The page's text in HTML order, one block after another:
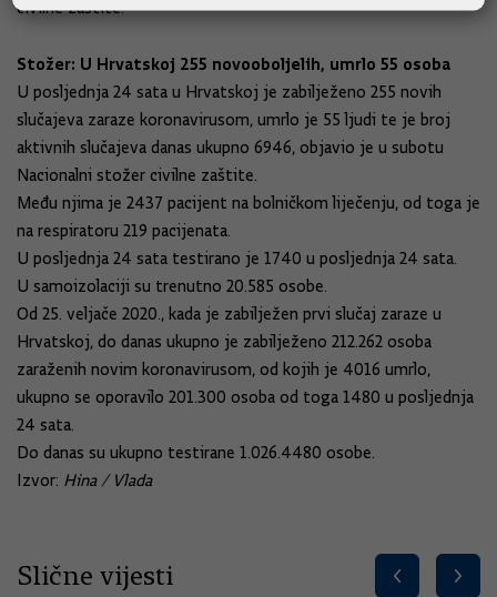
civilne zaštite.
Stožer: U Hrvatskoj 255 novooboljelih, umrlo 55 osoba
U posljednja 24 sata u Hrvatskoj je zabilježeno 255 novih
slučajeva zaraze koronavirusom, umrlo je 55 ljudi te je broj
aktivnih slučajeva danas ukupno 6946, objavio je u subotu
Nacionalni stožer civilne zaštite.
Među njima je 2437 pacijent na bolničkom liječenju, od toga je
na respiratoru 219 pacijenata.
U posljednja 24 sata testirano je 1740 u posljednja 24 sata.
U samoizolaciji su trenutno 20.585 osobe.
Od 25. veljače 2020., kada je zabilježen prvi slučaj zaraze u
Hrvatskoj, do danas ukupno je zabilježeno 212.262 osoba
zaraženih novim koronavirusom, od kojih je 4016 umrlo,
ukupno se oporavilo 201.300 osoba od toga 1480 u posljednja
24 sata.
Do danas su ukupno testirane 1.026.4480 osobe.
Izvor: Hina / Vlada
Slične vijesti